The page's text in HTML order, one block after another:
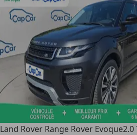
Land Rover Range Rover Evoque2.0